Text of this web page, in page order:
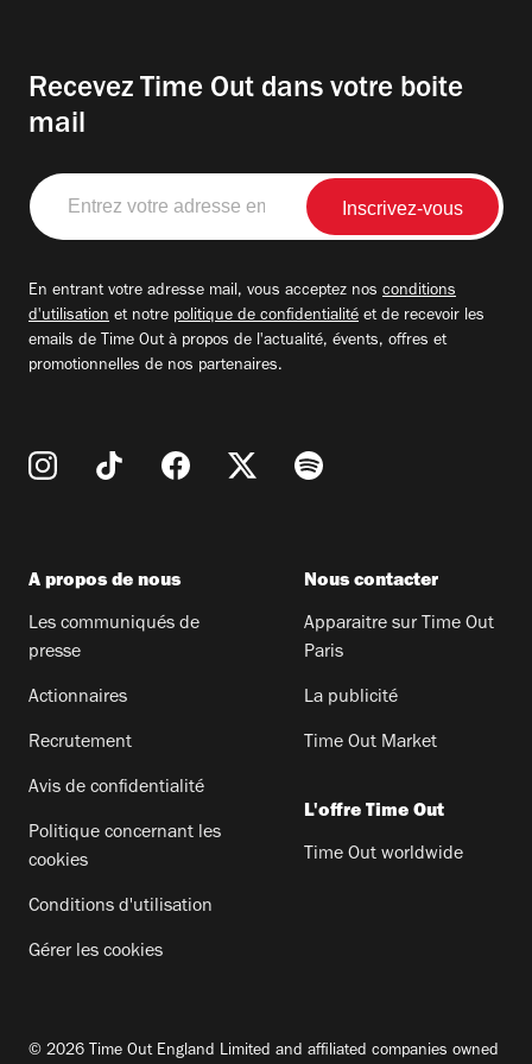
Recevez Time Out dans votre boite
mail
Entrez
votre
adresse
En entrant votre adresse mail, vous acceptez nos conditions
d'utilisation et notre politique de confidentialité et de recevoir les
emails de Time Out à propos de l'actualité, évents, offres et
promotionnelles de nos partenaires.
A propos de nous
Les communiqués de
presse
Actionnaires
Recrutement
Avis de confidentialité
Politique concernant les
cookies
Conditions d'utilisation
Gérer les cookies
Nous contacter
Apparaitre sur Time Out
Paris
La publicité
Time Out Market
L'offre Time Out
Time Out worldwide
© 2026 Time Out England Limited and affiliated companies owned